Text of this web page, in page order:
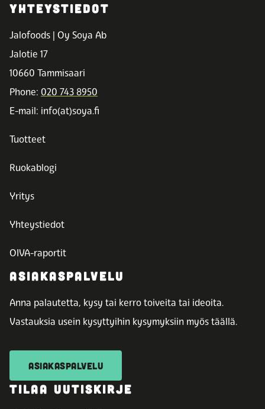
YHTEYSTIEDOT
Jalofoods | Oy Soya Ab
Jalotie 17
10660 Tammisaari
Phone: 020 743 8950
E-mail: info(at)soya.fi
Tuotteet
Ruokablogi
Yritys
Yhteystiedot
OIVA-raportit
ASIAKASPALVELU
Anna palautetta, kysy tai kerro toiveita tai ideoita.
Vastauksia usein kysyttyihin kysymyksiin myös täällä.
ASIAKASPALVELU
TILAA UUTISKIRJE